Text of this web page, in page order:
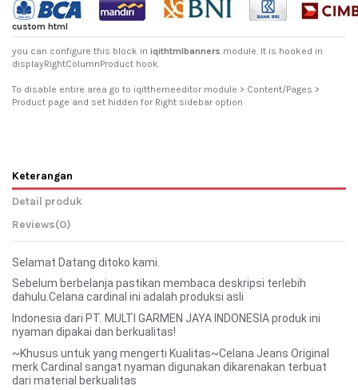
custom html
you can configure this block in iqithtmlbanners module. It is hooked in
displayRightColumnProduct hook.
To disable entire area go to iqitthemeeditor module > Content/Pages >
Product page and set hidden for Right sidebar option
Keterangan
Detail produk
Reviews(0)
Selamat Datang ditoko kami.
Sebelum berbelanja pastikan membaca deskripsi terlebih
dahulu.Celana cardinal ini adalah produksi asli
Indonesia dari PT. MULTI GARMEN JAYA INDONESIA produk ini
nyaman dipakai dan berkualitas!
~Khusus untuk yang mengerti Kualitas~Celana Jeans Original
merk Cardinal sangat nyaman digunakan dikarenakan terbuat
dari material berkualitas